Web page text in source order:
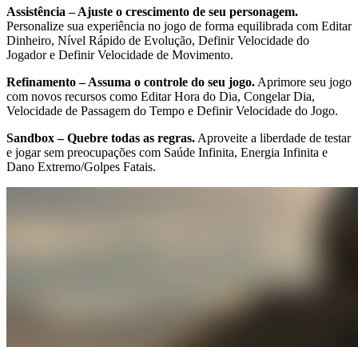
Assistência – Ajuste o crescimento de seu personagem.
Personalize sua experiência no jogo de forma equilibrada com Editar
Dinheiro, Nível Rápido de Evolução, Definir Velocidade do
Jogador e Definir Velocidade de Movimento.
Refinamento – Assuma o controle do seu jogo. Aprimore seu jogo
com novos recursos como Editar Hora do Dia, Congelar Dia,
Velocidade de Passagem do Tempo e Definir Velocidade do Jogo.
Sandbox – Quebre todas as regras. Aproveite a liberdade de testar
e jogar sem preocupações com Saúde Infinita, Energia Infinita e
Dano Extremo/Golpes Fatais.